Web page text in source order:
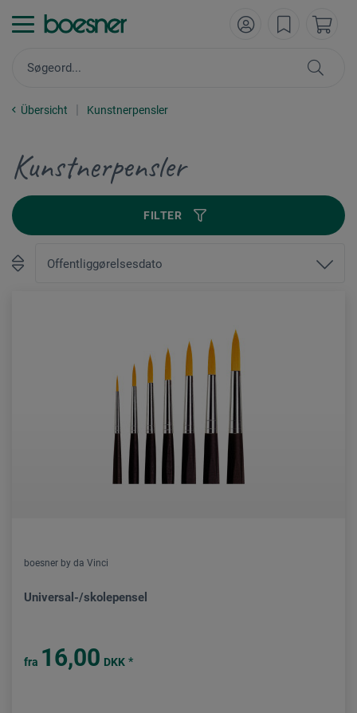
Übersicht Kunstnerpensler
Kunstnerpensler
FILTER
boesner by da Vinci
Universal-/skolepensel
fra 16,00 DKK *